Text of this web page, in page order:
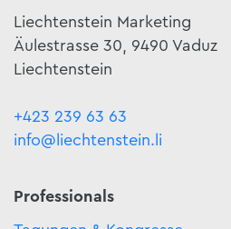
Liechtenstein Marketing
Äulestrasse 30, 9490 Vaduz
Liechtenstein
+423 239 63 63
info@liechtenstein.li
Professionals